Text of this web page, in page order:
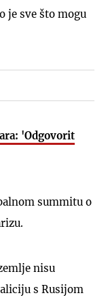
je sve što mogu
'Odgovorit
summitu o
nisu
s Rusijom